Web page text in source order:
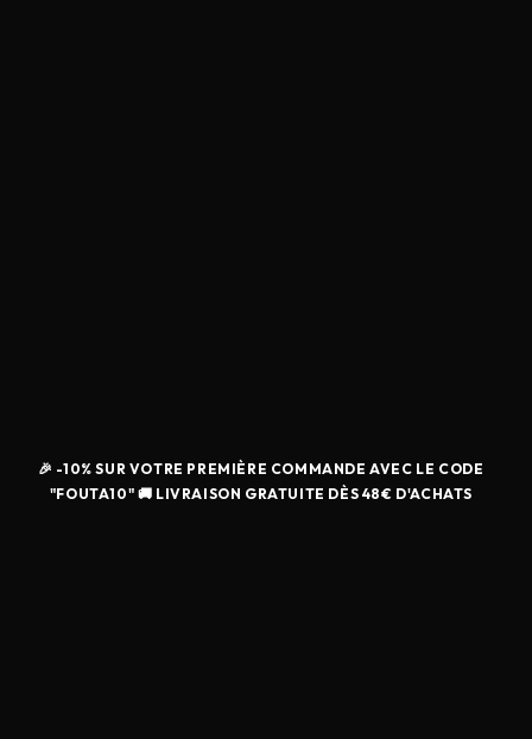
🎉 -10% SUR VOTRE PREMIÈRE COMMANDE AVEC LE CODE
"FOUTA10" 🚚 LIVRAISON GRATUITE DÈS 48€ D'ACHATS